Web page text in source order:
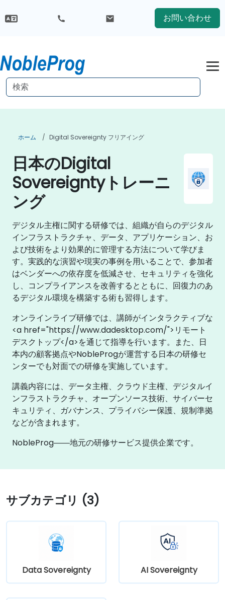
お問い合わせ
ホーム Digital Sovereignty フリアイング
日本のDigital
Sovereigntyトレーニ
ング
デジタル主権に関する研修では、組織が自らのデジタル
インフラストラクチャ、データ、アプリケーション、お
よび技術をより効果的に管理する方法について学びま
す。実践的な演習や現実の事例を用いることで、参加者
はベンダーへの依存度を低減させ、セキュリティを強化
し、コンプライアンスを改善するとともに、回復力のあ
るデジタル環境を構築する術も習得します。
オンラインライブ研修では、講師がインタラクティブな
<a href="https://www.dadesktop.com/">リモート
デスクトップ</a>を通じて指導を行います。また、日
本内の顧客拠点やNobleProgが運営する日本の研修セ
ンターでも対面での研修を実施しています。
講義内容には、データ主権、クラウド主権、デジタルイ
ンフラストラクチャ、オープンソース技術、サイバーセ
キュリティ、ガバナンス、プライバシー保護、規制準拠
などが含まれます。
NobleProg――地元の研修サービス提供企業です。
サブカテゴリ (3)
Data Sovereignty AI Sovereignty